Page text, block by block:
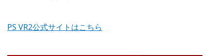
PS VR2公式サイトはこちら